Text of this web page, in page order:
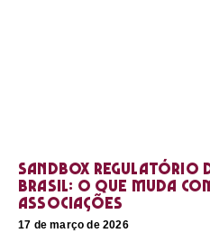
Sandbox regulatório
Brasil: o que muda com
associações
17 de março de 2026